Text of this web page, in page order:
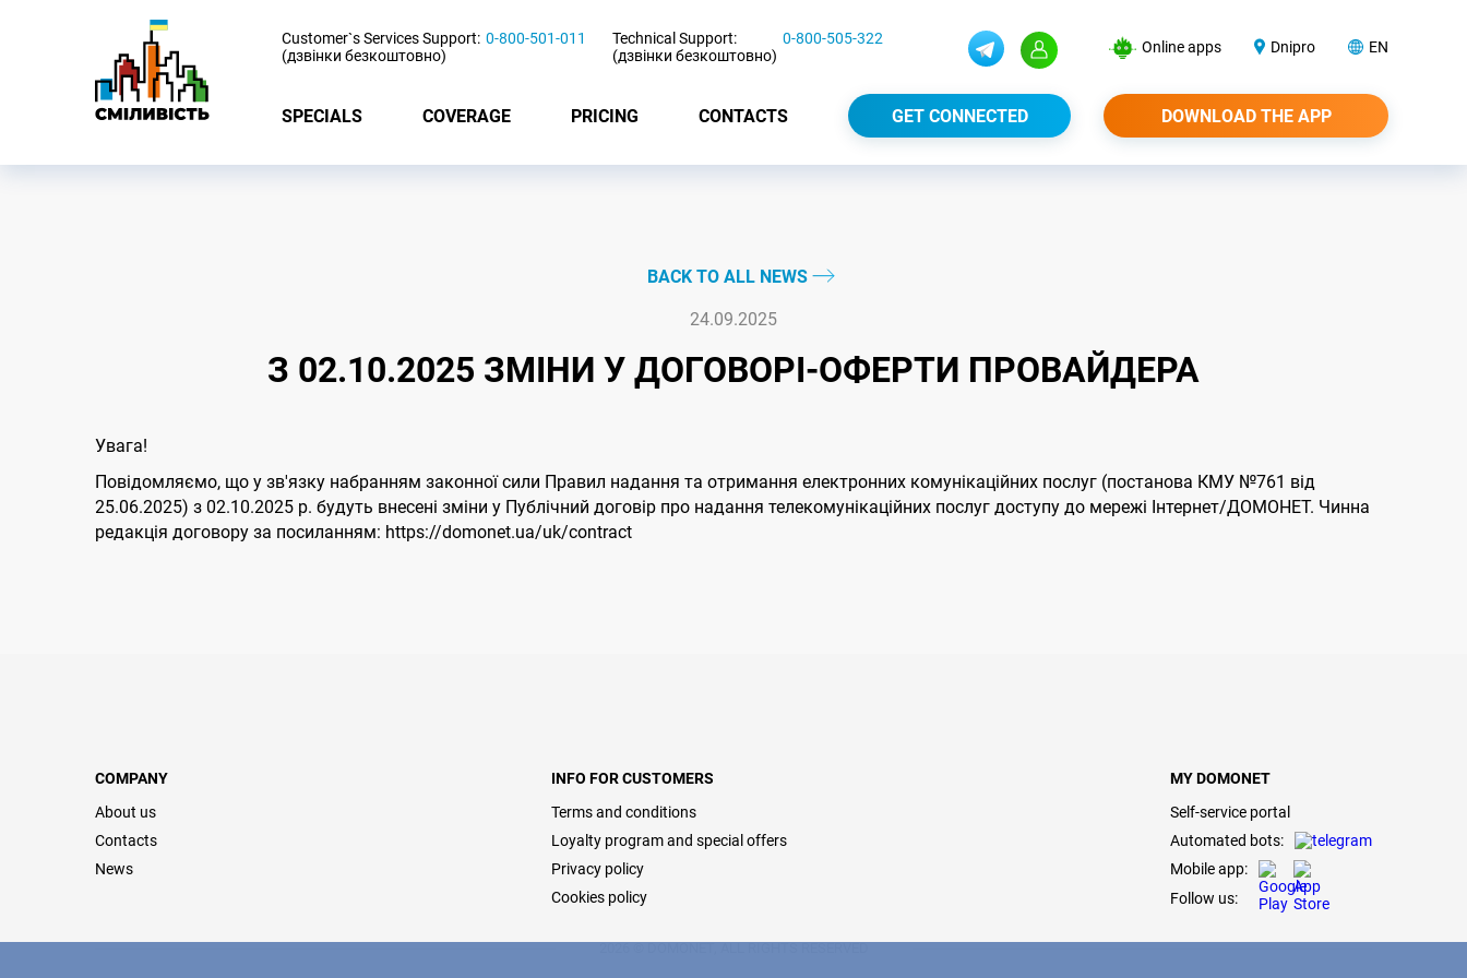
Customer`s Services Support:
(дзвінки безкоштовно)
0-800-501-011
Technical Support:
(дзвінки безкоштовно)
0-800-505-322 Online apps Dnipro EN
SPECIALS COVERAGE PRICING CONTACTS GET CONNECTED DOWNLOAD THE APP
BACK TO ALL NEWS
24.09.2025
З 02.10.2025 ЗМІНИ У ДОГОВОРІ-ОФЕРТИ ПРОВАЙДЕРА
Увага!
Повідомляємо, що у зв'язку набранням законної сили Правил надання та отримання електронних комунікаційних послуг (постанова КМУ №761 від
25.06.2025) з 02.10.2025 р. будуть внесені зміни у Публічний договір про надання телекомунікаційних послуг доступу до мережі Інтернет/ДОМОНЕТ. Чинна
редакція договору за посиланням: https://domonet.ua/uk/contract
COMPANY
About us
Contacts
News
INFO FOR CUSTOMERS
Terms and conditions
Loyalty program and special offers
Privacy policy
Cookies policy
MY DOMONET
Self-service portal
Automated bots:
Mobile app:
Follow us: